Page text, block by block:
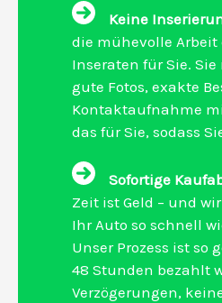
Keine
die mühevolle
Inseraten für Sie.
gute Fotos, exakte
Kontaktaufnahme
das für Sie, sodass
Sofortige
Zeit ist Geld – und
Ihr Auto so schnell
Unser Prozess ist so
48 Stunden bezahlt
Verzögerungen,